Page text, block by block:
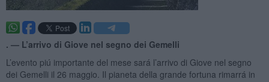
. — L’arrivo di Giove nel segno dei Gemelli
L’evento piú importante del mese sará l’arrivo di Giove nel segno
dei Gemelli il 26 maggio. Il pianeta della grande fortuna rimarrá in